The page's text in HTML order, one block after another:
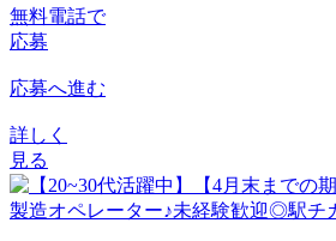
無料電話で
応募
応募へ進む
詳しく
見る